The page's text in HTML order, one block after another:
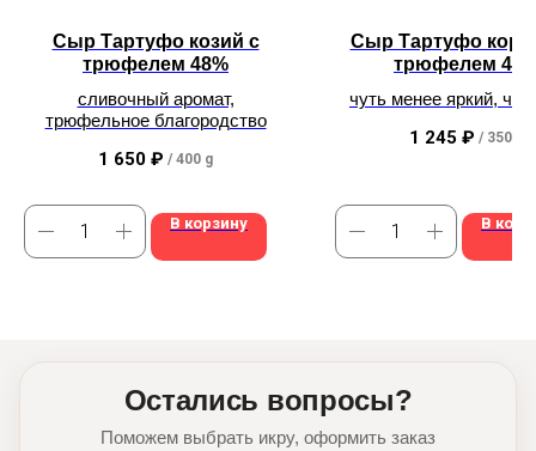
Сыр Тартуфо козий с
трюфелем 48%
сливочный аромат,
трюфельное благородство
1 650 ₽ / 400 g
В корзину
Сыр Тартуфо
трюфелем
чуть менее яркий, чем
1 245 ₽ / 350 g
В
Остались вопросы?
Поможем выбрать икру, оформить заказ